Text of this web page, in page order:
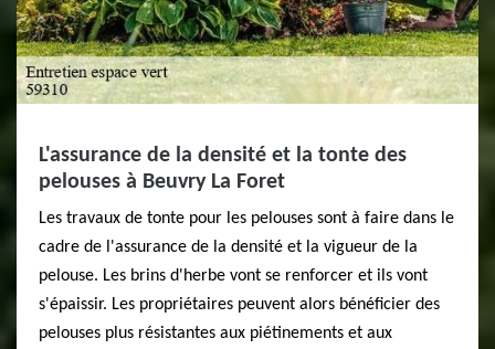
L'assurance de la densité et la tonte des
pelouses à Beuvry La Foret
Les travaux de tonte pour les pelouses sont à faire dans le
cadre de l'assurance de la densité et la vigueur de la
pelouse. Les brins d'herbe vont se renforcer et ils vont
s'épaissir. Les propriétaires peuvent alors bénéficier des
pelouses plus résistantes aux piétinements et aux